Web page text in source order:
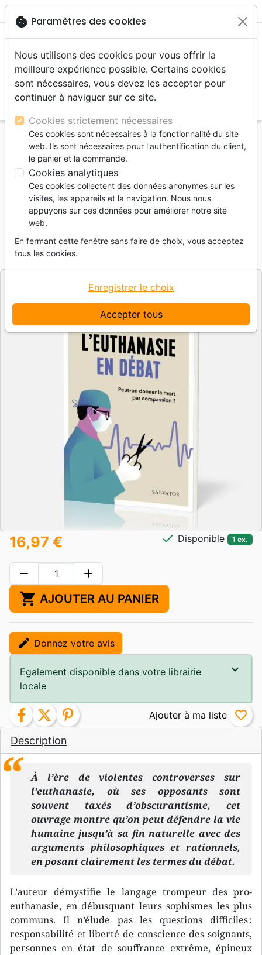
menu
Accueil Livres
Réflexion
EUTHANASIE EN DEBAT - PEUT-ON DONNER LA
MORT PAR COMPASSION ?
EUTHANASIE EN DEBAT - PEUT-ON
DONNER LA MORT PAR COMPASSION ?
LAVAGNA MATTHIEU
RéférenceSAL2956 EAN9782706729560
Editeur Salvator
Description
À l’ère de violentes controverses sur
l’euthanasie, où ses opposants sont
souvent taxés d’obscurantisme, cet
ouvrage montre qu’on peut défendre la vie
humaine jusqu’à sa fin naturelle avec des
arguments philosophiques et rationnels,
en posant clairement les termes du débat.
L’auteur démystifie le langage trompeur des pro-
euthanasie, en débusquant leurs sophismes les plus
communs. Il n’élude pas les questions difficiles :
responsabilité et liberté de conscience des soignants,
personnes en état de souffrance extrême, épineux
16,97 € check Disponible 1 ex.
remove add
shopping_cart AJOUTER AU PANIER
edit Donnez votre avis
Egalement disponible dans votre librairie
locale
facebook twitter pinterest favorite_border
cookie Paramètres des cookies
Nous utilisons des cookies pour vous offrir la
meilleure expérience possible. Certains cookies
sont nécessaires, vous devez les accepter pour
continuer à naviguer sur ce site.
Cookies strictement nécessaires
Ces cookies sont nécessaires à la fonctionnalité du site
web. Ils sont nécessaires pour l'authentification du client,
le panier et la commande.
Cookies analytiques
Ces cookies collectent des données anonymes sur les
visites, les appareils et la navigation. Nous nous
appuyons sur ces données pour améliorer notre site
web.
En fermant cette fenêtre sans faire de choix, vous acceptez
tous les cookies.
Accepter tous
Enregistrer le choix